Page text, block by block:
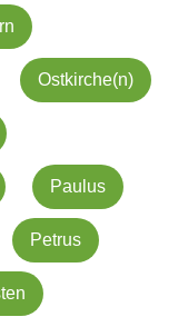
Ostkirche(n)
Paulus
Petrus